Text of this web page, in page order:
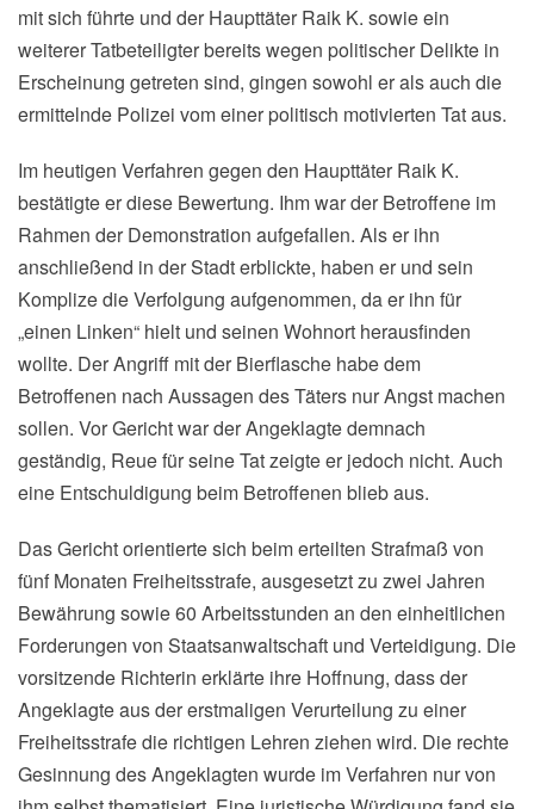
mit sich führte und der Haupttäter Raik K. sowie ein
weiterer Tatbeteiligter bereits wegen politischer Delikte in
Erscheinung getreten sind, gingen sowohl er als auch die
ermittelnde Polizei vom einer politisch motivierten Tat aus.
Im heutigen Verfahren gegen den Haupttäter Raik K.
bestätigte er diese Bewertung. Ihm war der Betroffene im
Rahmen der Demonstration aufgefallen. Als er ihn
anschließend in der Stadt erblickte, haben er und sein
Komplize die Verfolgung aufgenommen, da er ihn für
„einen Linken“ hielt und seinen Wohnort herausfinden
wollte. Der Angriff mit der Bierflasche habe dem
Betroffenen nach Aussagen des Täters nur Angst machen
sollen. Vor Gericht war der Angeklagte demnach
geständig, Reue für seine Tat zeigte er jedoch nicht. Auch
eine Entschuldigung beim Betroffenen blieb aus.
Das Gericht orientierte sich beim erteilten Strafmaß von
fünf Monaten Freiheitsstrafe, ausgesetzt zu zwei Jahren
Bewährung sowie 60 Arbeitsstunden an den einheitlichen
Forderungen von Staatsanwaltschaft und Verteidigung. Die
vorsitzende Richterin erklärte ihre Hoffnung, dass der
Angeklagte aus der erstmaligen Verurteilung zu einer
Freiheitsstrafe die richtigen Lehren ziehen wird. Die rechte
Gesinnung des Angeklagten wurde im Verfahren nur von